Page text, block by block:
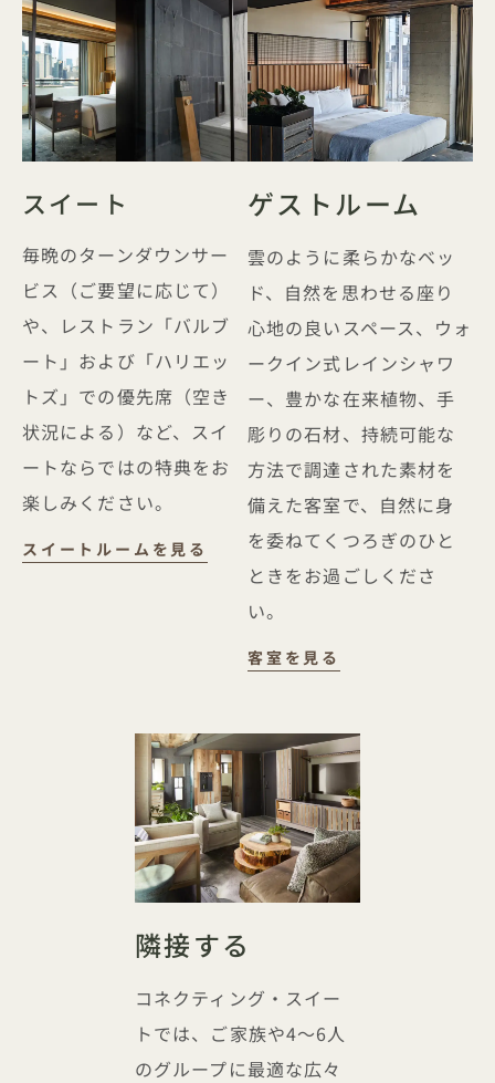
スイート
毎晩のターンダウンサー
ビス（ご要望に応じて）
や、レストラン「バルブ
ート」および「ハリエッ
トズ」での優先席（空き
状況による）など、スイ
ートならではの特典をお
楽しみください。
スイートルームを見る スイート
ゲストルーム
雲のように柔らかなベッ
ド、自然を思わせる座り
心地の良いスペース、ウォ
ークイン式レインシャワ
ー、豊かな在来植物、手
彫りの石材、持続可能な
方法で調達された素材を
備えた客室で、自然に身
を委ねてくつろぎのひと
ときをお過ごしくださ
い。
客室を見る
隣接する
コネクティング・スイー
トでは、ご家族や4～6人
のグループに最適な広々